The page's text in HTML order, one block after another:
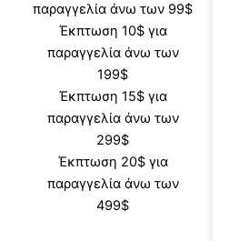
παραγγελία άνω των 99$
Έκπτωση 10$ για
παραγγελία άνω των
199$
Έκπτωση 15$ για
παραγγελία άνω των
299$
Έκπτωση 20$ για
παραγγελία άνω των
499$